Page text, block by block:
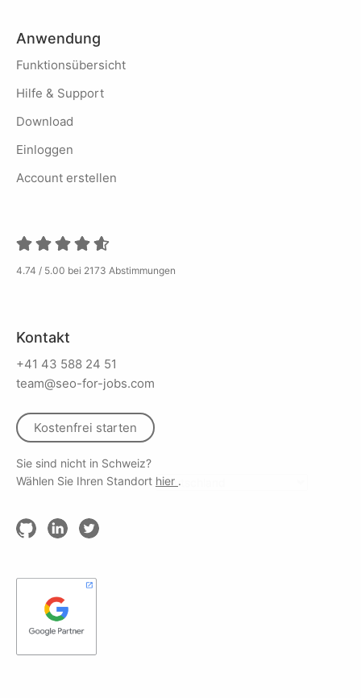
Anwendung
Funktionsübersicht
Hilfe & Support
Download
Einloggen
Account erstellen
4.74 / 5.00 bei 2173 Abstimmungen
Kontakt
+41 43 588 24 51
team@seo-for-jobs.com
Kostenfrei starten
Sie sind nicht in Schweiz?
Wählen Sie Ihren Standort hier .